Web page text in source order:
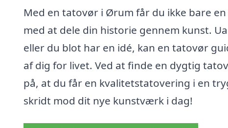
Med en tatovør i Ørum får du ikke bare
med at dele din historie gennem kunst.
eller du blot har en idé, kan en tatovør
af dig for livet. Ved at finde en dygtig
på, at du får en kvalitetstatovering i en
skridt mod dit nye kunstværk i dag!